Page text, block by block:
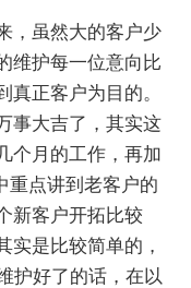
虽然大的客户少
维护每一位意向比
正客户为目的。
事大吉了，其实这
个月的工作，再加
重点讲到老客户的
新客户开拓比较
实是比较简单的，
护好了的话，在以